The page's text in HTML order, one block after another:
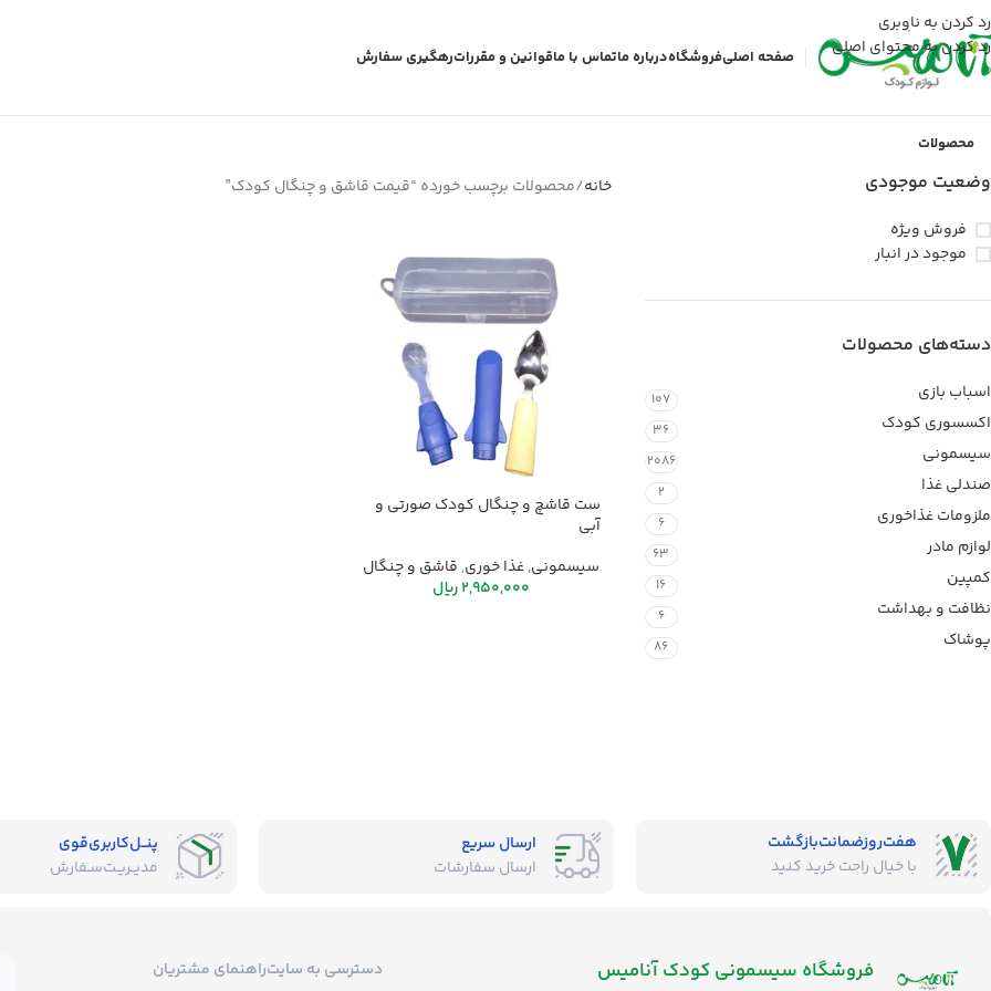
رد کردن به ناوبری
رد کردن به محتوای اصلی
صفحه اصلیفروشگاهدرباره ماتماس با ماقوانین و مقرراترهگیری سفارش
محصولات
وضعیت موجودی
فروش ویژه
موجود در انبار
دسته‌های محصولات
اسباب بازی 107
اکسسوری کودک 36
سیسمونی 2086
صندلی غذا 2
ملزومات غذاخوری 6
لوازم مادر 63
کمپین 16
نظافت و بهداشت 6
پوشاک 86
خانه محصولات برچسب خورده “قیمت قاشق و چنگال کودک”
ست قاشچ و چنگال کودک صورتی و
آبی
سیسمونی,غذا خوری, قاشق و چنگال
2,950,000ریال
هفت‌روز‌ضمانت‌بازگشت
با خیال راحت خرید کنید
ارسال سریع
ارسال سفارشات
پنــل‌کاربری‌قوی
مدیــریـت‌سـفارش
فروشگاه‌ سیسمونی کودک آنامیس دسترسی به سایتراهنمای مشتریان